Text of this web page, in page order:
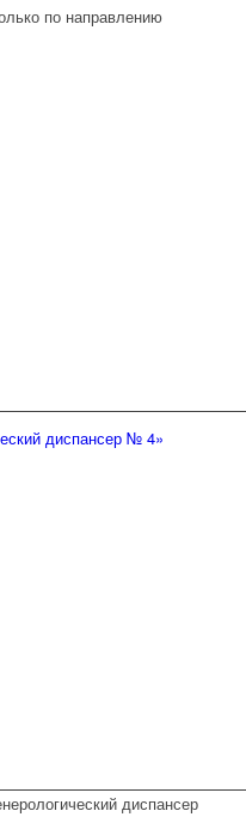
по направлению
диспансер